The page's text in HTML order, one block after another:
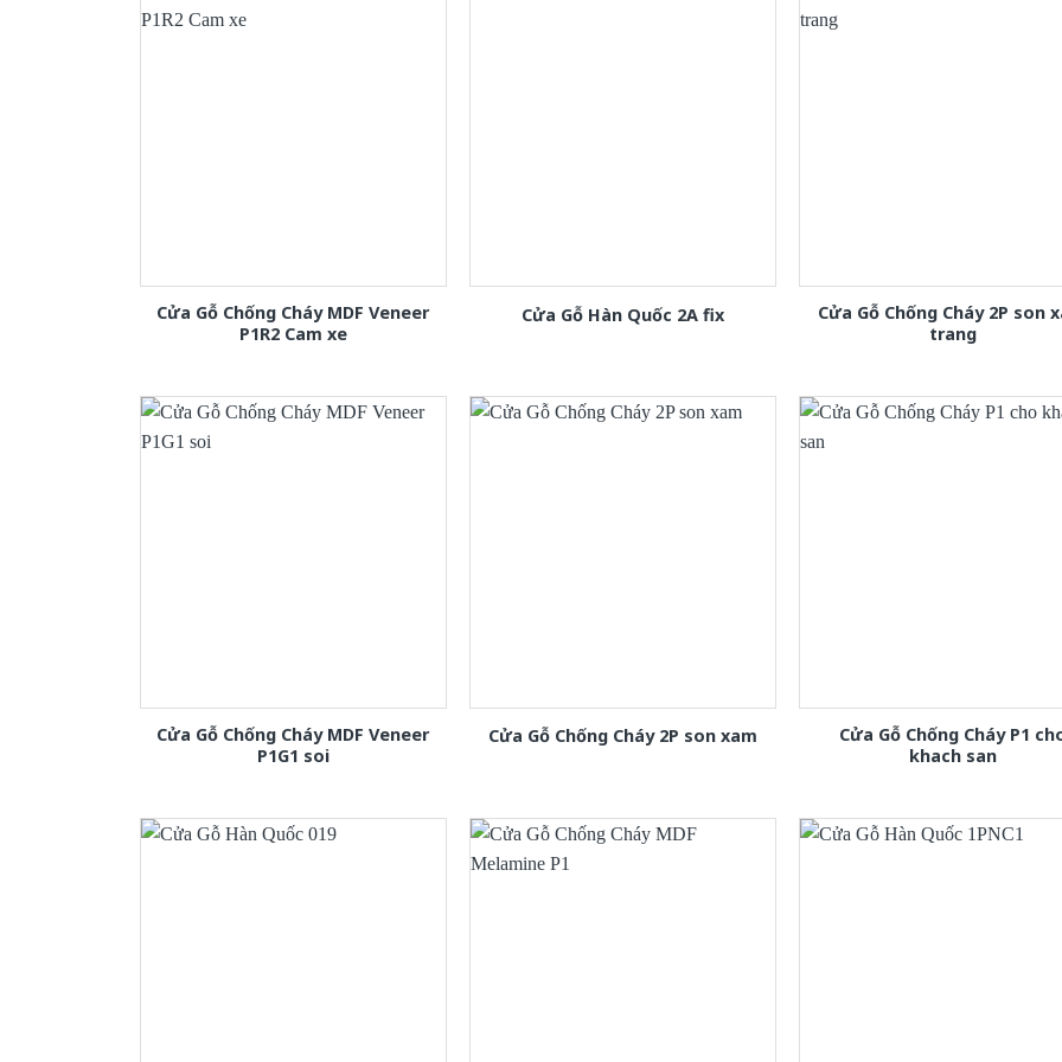
Cửa Gỗ Chống Cháy MDF Veneer
P1R2 Cam xe
Cửa Gỗ Hàn Quốc 2A fix
Cửa Gỗ Chống Cháy 2P son
trang
Cửa Gỗ Chống Cháy MDF Veneer
P1G1 soi
Cửa Gỗ Chống Cháy 2P son xam
Cửa Gỗ Chống Cháy P1
khach san